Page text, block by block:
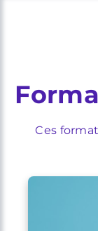
Ces